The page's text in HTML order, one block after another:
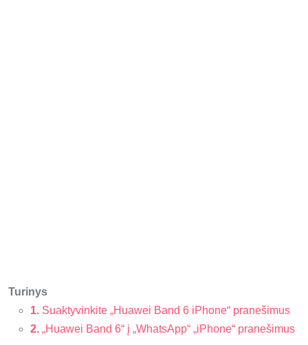
Turinys
1. Suaktyvinkite „Huawei Band 6 iPhone“ pranešimus
2. „Huawei Band 6“ į „WhatsApp“ „iPhone“ pranešimus